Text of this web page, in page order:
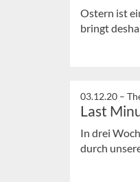
Ostern ist
bringt
03.12.20 –
Last
In drei
durch